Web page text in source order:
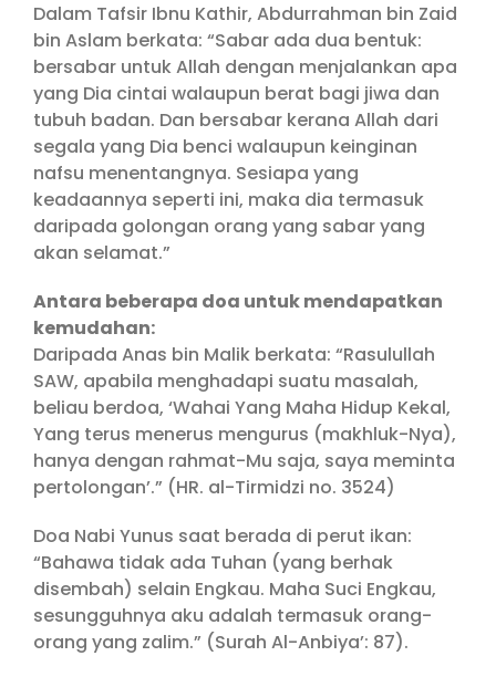
Dalam Tafsir Ibnu Kathir, Abdurrahman bin Zaid
bin Aslam berkata: “Sabar ada dua bentuk:
bersabar untuk Allah dengan menjalankan apa
yang Dia cintai walaupun berat bagi jiwa dan
tubuh badan. Dan bersabar kerana Allah dari
segala yang Dia benci walaupun keinginan
nafsu menentangnya. Sesiapa yang
keadaannya seperti ini, maka dia termasuk
daripada golongan orang yang sabar yang
akan selamat.”
Antara beberapa doa untuk mendapatkan
kemudahan:
Daripada Anas bin Malik berkata: “Rasulullah
SAW, apabila menghadapi suatu masalah,
beliau berdoa, ‘Wahai Yang Maha Hidup Kekal,
Yang terus menerus mengurus (makhluk-Nya),
hanya dengan rahmat-Mu saja, saya meminta
pertolongan’.” (HR. al-Tirmidzi no. 3524)
Doa Nabi Yunus saat berada di perut ikan:
“Bahawa tidak ada Tuhan (yang berhak
disembah) selain Engkau. Maha Suci Engkau,
sesungguhnya aku adalah termasuk orang-
orang yang zalim.” (Surah Al-Anbiya’: 87).